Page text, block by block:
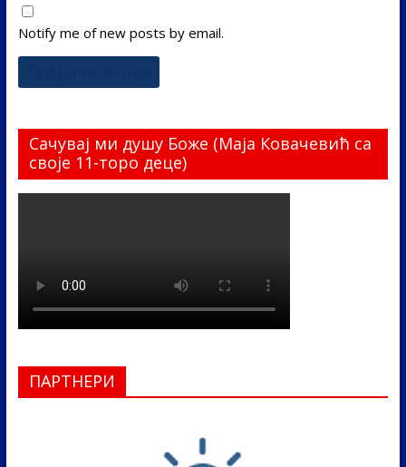
Notify me of new posts by email.
Сачувај ми душу Боже (Маја Ковачевић са
своје 11-торо деце)
ПАРТНЕРИ